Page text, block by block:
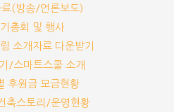
(방송/언론보도)
총회 및 행사
소개자료 다운받기
/스마트스쿨 소개
후원금 모금현황
축스토리/운영현황